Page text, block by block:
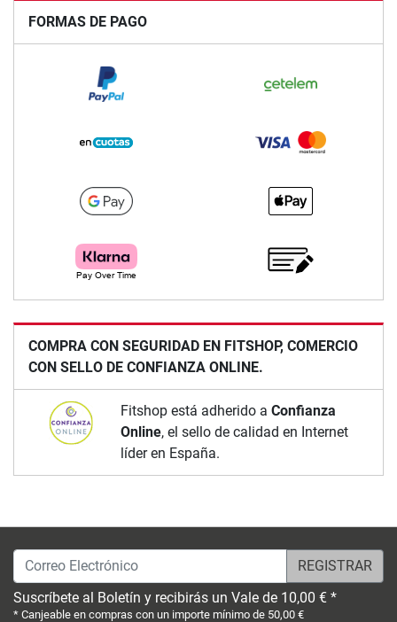
FORMAS DE PAGO
COMPRA CON SEGURIDAD EN FITSHOP, COMERCIO
CON SELLO DE CONFIANZA ONLINE.
Fitshop está adherido a Confianza
Online, el sello de calidad en Internet
líder en España.
Correo Electrónico
Suscríbete al Boletín y recibirás un Vale de 10,00 € *
* Canjeable en compras con un importe mínimo de 50,00 €